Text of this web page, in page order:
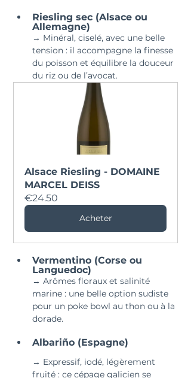
Riesling sec (Alsace ou
Allemagne)
→ Minéral, ciselé, avec une belle
tension : il accompagne la finesse
du poisson et équilibre la douceur
du riz ou de l’avocat.
Alsace Riesling - DOMAINE
MARCEL DEISS
€24.50
Acheter
Vermentino (Corse ou
Languedoc)
→ Arômes floraux et salinité
marine : une belle option sudiste
pour un poke bowl au thon ou à la
dorade.
Albariño (Espagne)
→ Expressif, iodé, légèrement
fruité : ce cépage galicien se